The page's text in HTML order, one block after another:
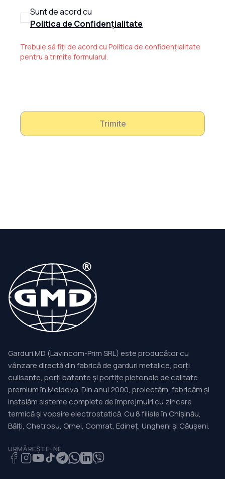
Sunt de acord cu
Politica de Confidențialitate
Trebuie să fiți de acord cu Politica de confidențialitate
pentru a trimite formularul.
Trimite
Garduri.MD (Lavincom-Prim SRL) este producător cu
vânzare directă din fabrică de garduri metalice, porți
culisante, porți batante și portițe pietonale de calitate
premium în Moldova. Din anul 2000, proiectăm, fabricăm și
instalăm sisteme complete de împrejmuiri cu zincare
termică și vopsire electrostatică. Cu 8 filiale în Chișinău,
Bălți, Chetrosu, Orhei, Comrat, Edineț, Ungheni și Căușeni.
URMĂREȘTE-NE